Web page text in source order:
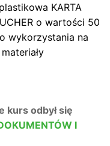
KARTA
o wartości 50
wykorzystania na
kurs odbył się
I